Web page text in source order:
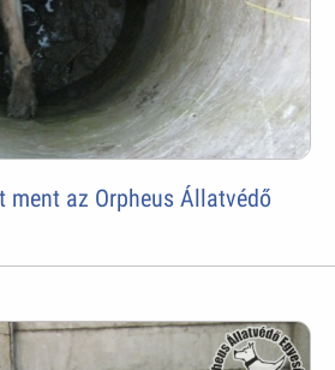
ment az Orpheus Állatvédő